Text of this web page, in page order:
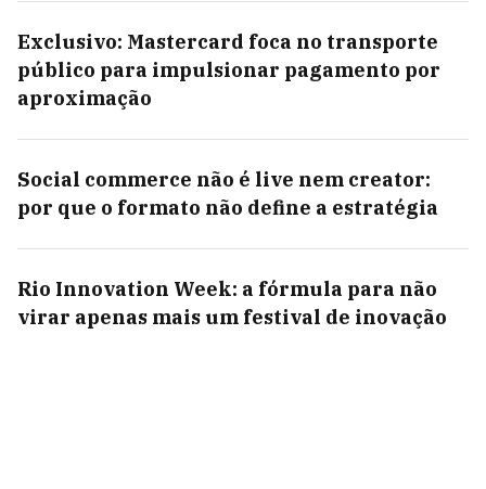
Exclusivo: Mastercard foca no transporte
público para impulsionar pagamento por
aproximação
Social commerce não é live nem creator:
por que o formato não define a estratégia
Rio Innovation Week: a fórmula para não
virar apenas mais um festival de inovação